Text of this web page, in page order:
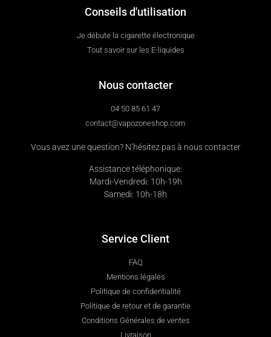
Conseils d'utilisation
Je débute la cigarette électronique
Tout savoir sur les E-liquides
Nous contacter
04 50 85 61 47
contact@vapozoneshop.com
Vous avez une question? N’hésitez pas à nous contacter
Assistance téléphonique:
Mardi-Vendredi: 10h-19h
Samedi: 10h-18h
Service Client
FAQ
Mentions légales
Politique de confidentialité
Politique de retour et de garantie
Conditions Générales de ventes
Livraison